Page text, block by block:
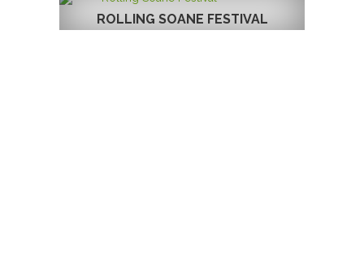
ROLLING SOANE FESTIVAL